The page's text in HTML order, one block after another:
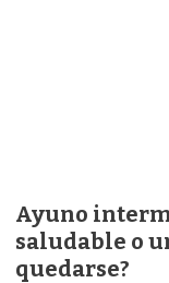
Ayuno
saludable o
quedarse?